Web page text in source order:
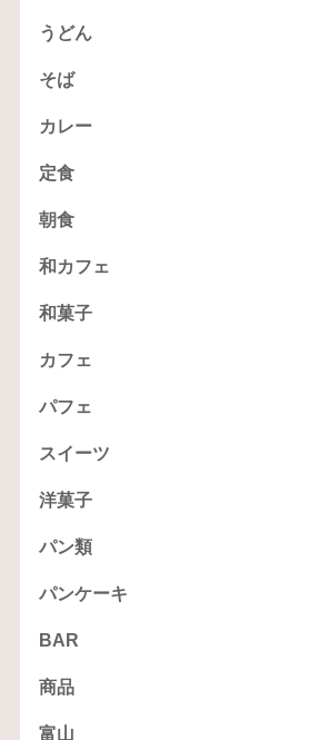
うどん
そば
カレー
定食
朝食
和カフェ
和菓子
カフェ
パフェ
スイーツ
洋菓子
パン類
パンケーキ
BAR
商品
富山